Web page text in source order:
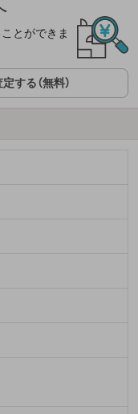
とができま
する（無料）